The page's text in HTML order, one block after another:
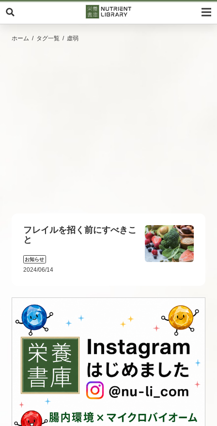
ホーム タグ一覧 虚弱
フレイルを招く前にすべきこ
と
お知らせ
2024/06/14